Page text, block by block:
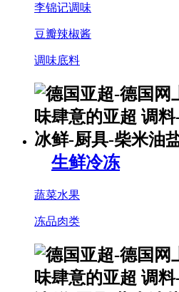
李锦记调味
豆瓣辣椒酱
调味底料
生鲜冷冻
蔬菜水果
冻品肉类